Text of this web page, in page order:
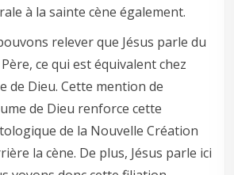
à la sainte cène également.
relever que Jésus parle du
ce qui est équivalent chez
de Dieu. Cette mention de
de Dieu renforce cette
de la Nouvelle Création
la cène. De plus, Jésus parle ici